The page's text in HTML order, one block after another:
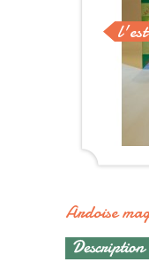
Ardoise